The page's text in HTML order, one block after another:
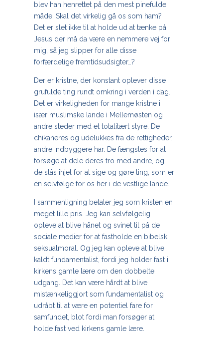
blev han henrettet på den mest pinefulde
måde. Skal det virkelig gå os som ham?
Det er slet ikke til at holde ud at tænke på.
Jesus der må da være en nemmere vej for
mig, så jeg slipper for alle disse
forfærdelige fremtidsudsigter…?
Der er kristne, der konstant oplever disse
grufulde ting rundt omkring i verden i dag.
Det er virkeligheden for mange kristne i
især muslimske lande i Mellemøsten og
andre steder med et totalitært styre. De
chikaneres og udelukkes fra de rettigheder,
andre indbyggere har. De fængsles for at
forsøge at dele deres tro med andre, og
de slås ihjel for at sige og gøre ting, som er
en selvfølge for os her i de vestlige lande.
I sammenligning betaler jeg som kristen en
meget lille pris. Jeg kan selvfølgelig
opleve at blive hånet og svinet til på de
sociale medier for at fastholde en bibelsk
seksualmoral. Og jeg kan opleve at blive
kaldt fundamentalist, fordi jeg holder fast i
kirkens gamle lære om den dobbelte
udgang. Det kan være hårdt at blive
mistænkeliggjort som fundamentalist og
udråbt til at være en potentiel fare for
samfundet, blot fordi man forsøger at
holde fast ved kirkens gamle lære.